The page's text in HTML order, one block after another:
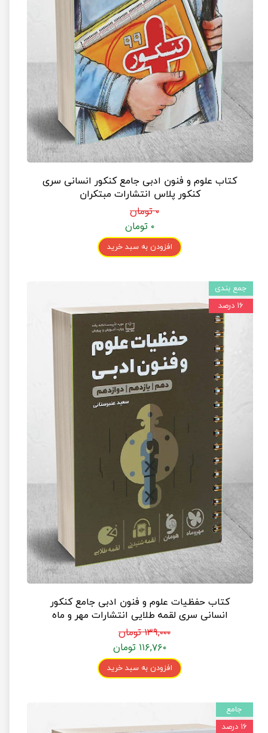
کتاب علوم و فنون ادبی جامع کنکور انسانی سری
کنکور پلاس انتشارات مبتکران
۰ تومان
۰ تومان
افزودن به سبد خرید
کتاب حفظیات علوم و فنون ادبی جامع کنکور
انسانی سری لقمه طلایی انتشارات مهر و ماه
۱۳۹,۰۰۰ تومان
۱۱۶,۷۶۰ تومان
افزودن به سبد خرید
جمع بندی
۱۶ درصد
جامع
۱۶ درصد